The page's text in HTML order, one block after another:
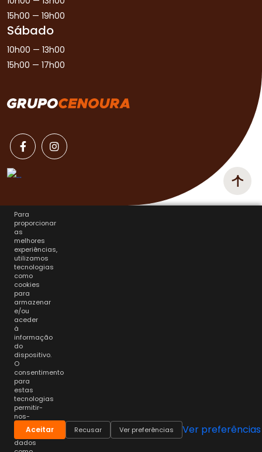
15h00 — 19h00
Sábado
10h00 — 13h00
15h00 — 17h00
Para
proporcionar
as
melhores
experiências,
utilizamos
tecnologias
como
cookies
para
armazenar
e/ou
aceder
à
informação
do
dispositivo.
O
consentimento
para
estas
tecnologias
permitir-
nos-
á
processar
dados
Aceitar Recusar Ver preferências Ver preferências